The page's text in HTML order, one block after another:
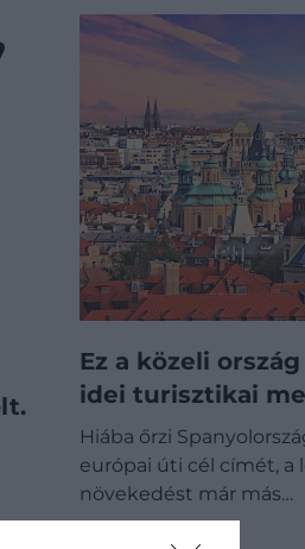
Ez a közeli
idei turisztikai
Hiába őrzi
európai úti cél címét, a
növekedést már más…